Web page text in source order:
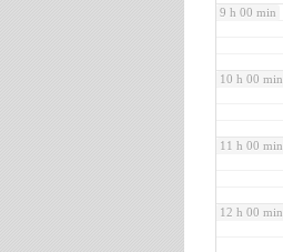
9 h 00 min
10 h 00 min
11 h 00 min
12 h 00 min